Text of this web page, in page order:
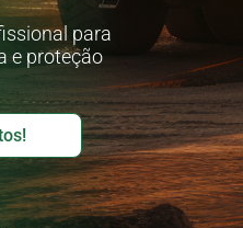
para
e proteção